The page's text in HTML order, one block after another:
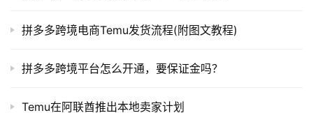
拼多多跨境电商Temu发货流程(附图文教程)
拼多多跨境平台怎么开通，要保证金吗？
Temu在阿联酋推出本地卖家计划